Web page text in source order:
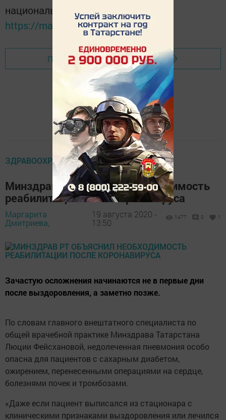
национальном мессенджере MАХ:
https://max.ru/tatmedia
Перейти на страницу новости
ЗДРАВООХРАНЕНИЕ
Минздрав РТ объяснил необходимость
реабилитации после коронавируса
Маргарита
Дмитриева,
19 августа 2020 -
13:50
1477 0 1
Зачастую осложнения начинаются не в первые дни
после выздоровления, а заметно позже.
По словам главного внештатного специалиста по
общей врачебной практике Минздрава Татарстана
Люции Фейсхановой, недолеченная пневмония особо
опасна для пациентов с сахарным диабетом,
ожирением, перенесенными операциями на сердце,
болезнями почек и тромбозами.
«Даже если пациент выписался из стационара с
клиническими признаками выздоровления или лечился